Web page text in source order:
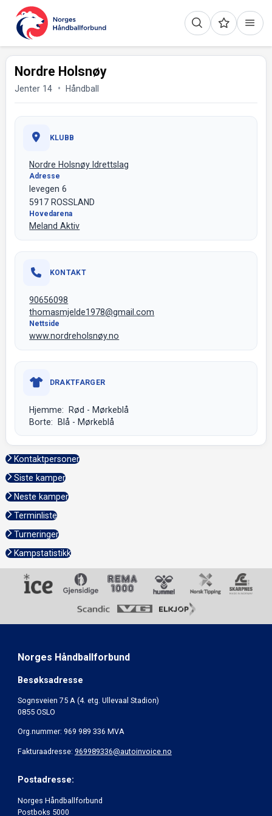
Nordre Holsnøy
Jenter 14 Håndball
KLUBB
Nordre Holsnøy Idrettslag
Adresse
Ievegen 6
5917 ROSSLAND
Hovedarena
Meland Aktiv
KONTAKT
90656098
thomasmjelde1978@gmail.com
Nettside
www.nordreholsnøy.no
DRAKTFARGER
Hjemme: Rød - Mørkeblå
Borte: Blå - Mørkeblå
Kontaktpersoner
Siste kamper
Neste kamper
Terminliste
Turneringer
Kampstatistikk
Norges Håndballforbund
Besøksadresse
Sognsveien 75 A (4. etg. Ullevaal Stadion)
0855 OSLO
Org.nummer: 969 989 336 MVA
Fakturaadresse: 969989336@autoinvoice.no
Postadresse:
Norges Håndballforbund
Postboks 5000